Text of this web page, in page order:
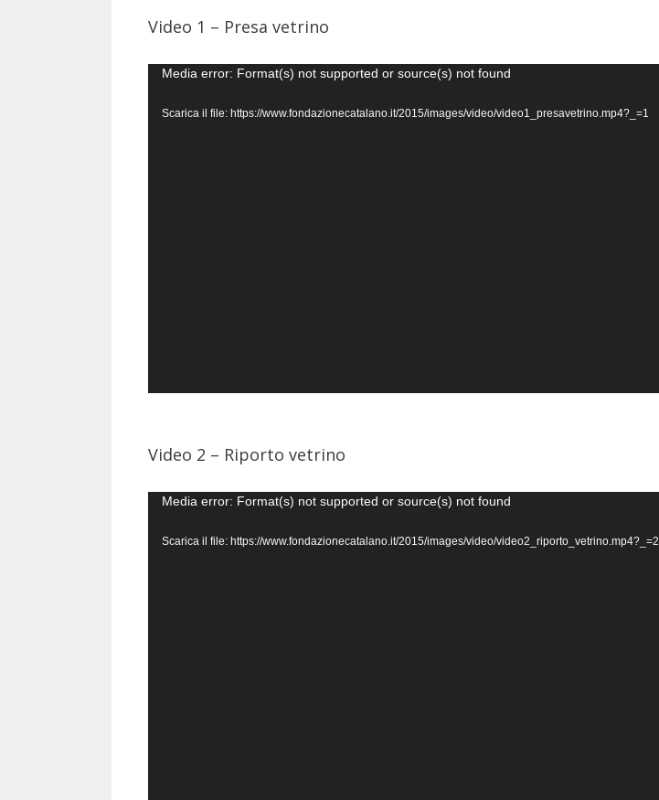
Video 1 – Presa vetrino
Video
Media error: Format(s) not supported or source(s) not found
Scarica il file: https://www.fondazionecatalano.it/2015/images/video/video1_presavetrino.mp4?_=1
Video 2 – Riporto vetrino
Video
Media error: Format(s) not supported or source(s) not found
Scarica il file: https://www.fondazionecatalano.it/2015/images/video/video2_riporto_vetrino.mp4?_=2